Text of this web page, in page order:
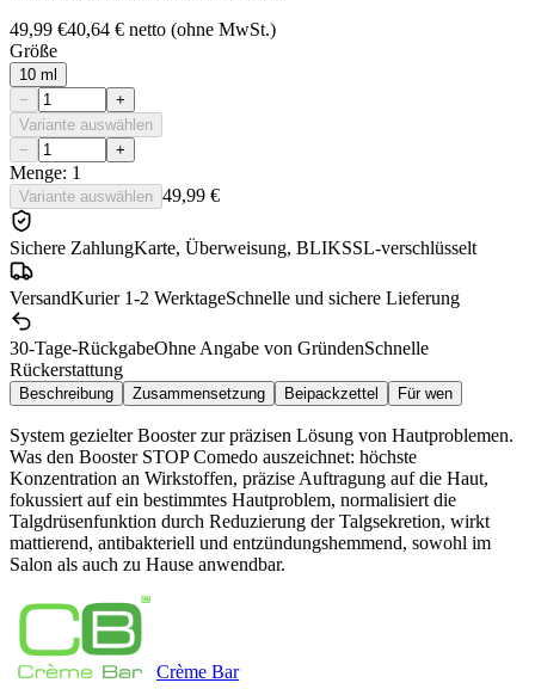
49,99 €40,64 € netto (ohne MwSt.)
Größe
10 ml
−
+
Variante auswählen
−
+
Menge: 1
Variante auswählen 49,99 €
Sichere ZahlungKarte, Überweisung, BLIKSSL-verschlüsselt
VersandKurier 1-2 WerktageSchnelle und sichere Lieferung
30-Tage-RückgabeOhne Angabe von GründenSchnelle
Rückerstattung
Beschreibung Zusammensetzung Beipackzettel Für wen
System gezielter Booster zur präzisen Lösung von Hautproblemen.
Was den Booster STOP Comedo auszeichnet: höchste
Konzentration an Wirkstoffen, präzise Auftragung auf die Haut,
fokussiert auf ein bestimmtes Hautproblem, normalisiert die
Talgdrüsenfunktion durch Reduzierung der Talgsekretion, wirkt
mattierend, antibakteriell und entzündungshemmend, sowohl im
Salon als auch zu Hause anwendbar.
Crème Bar